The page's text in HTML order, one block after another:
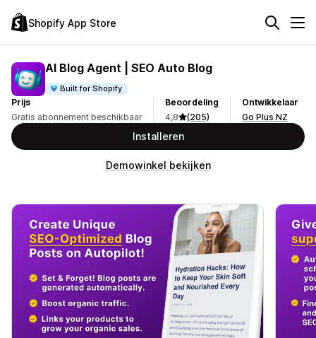
Shopify App Store
AI Blog Agent | SEO Auto Blog
Built for Shopify
Prijs
Gratis abonnement beschikbaar
Beoordeling
4,8
(205)
Ontwikkelaar
Go Plus NZ
Installeren
Demowinkel bekijken